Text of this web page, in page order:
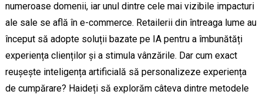
numeroase domenii, iar unul dintre cele mai vizibile impacturi
ale sale se află în e-commerce. Retailerii din întreaga lume au
început să adopte soluții bazate pe IA pentru a îmbunătăți
experiența clienților și a stimula vânzările. Dar cum exact
reușește inteligența artificială să personalizeze experiența
de cumpărare? Haideți să explorăm câteva dintre metodele